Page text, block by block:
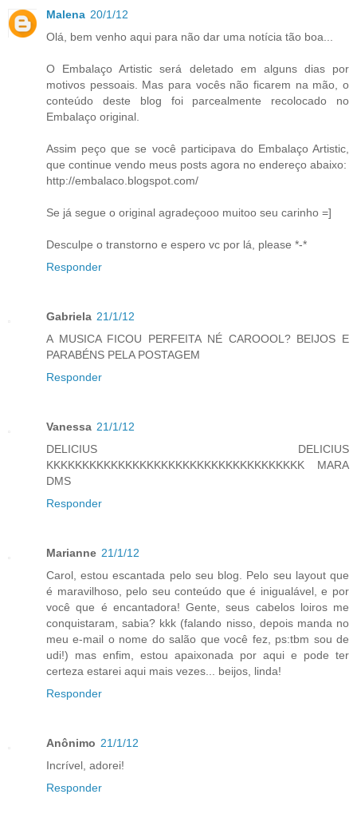
Malena 20/1/12
Olá, bem venho aqui para não dar uma notícia tão boa...
O Embalaço Artistic será deletado em alguns dias por
motivos pessoais. Mas para vocês não ficarem na mão, o
conteúdo deste blog foi parcealmente recolocado no
Embalaço original.
Assim peço que se você participava do Embalaço Artistic,
que continue vendo meus posts agora no endereço abaixo:
http://embalaco.blogspot.com/
Se já segue o original agradeçooo muitoo seu carinho =]
Desculpe o transtorno e espero vc por lá, please *-*
Responder
Gabriela 21/1/12
A MUSICA FICOU PERFEITA NÉ CAROOOL? BEIJOS E
PARABÉNS PELA POSTAGEM
Responder
Vanessa 21/1/12
DELICIUS DELICIUS
KKKKKKKKKKKKKKKKKKKKKKKKKKKKKKKKKKKK MARA
DMS
Responder
Marianne 21/1/12
Carol, estou escantada pelo seu blog. Pelo seu layout que
é maravilhoso, pelo seu conteúdo que é inigualável, e por
você que é encantadora! Gente, seus cabelos loiros me
conquistaram, sabia? kkk (falando nisso, depois manda no
meu e-mail o nome do salão que você fez, ps:tbm sou de
udi!) mas enfim, estou apaixonada por aqui e pode ter
certeza estarei aqui mais vezes... beijos, linda!
Responder
Anônimo 21/1/12
Incrível, adorei!
Responder